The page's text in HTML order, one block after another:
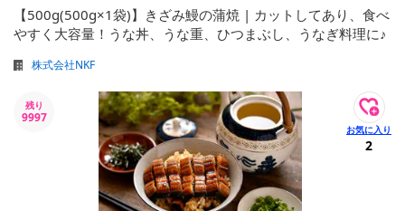
【500g(500g×1袋)】きざみ鰻の蒲焼 | カットしてあり、食べ
やすく大容量！うな丼、うな重、ひつまぶし、うなぎ料理に♪
株式会社NKF
残り
9997
2